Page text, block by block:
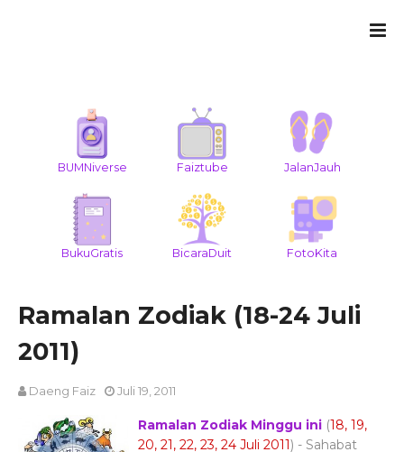
BUMNiverse Faiztube JalanJauh
BukuGratis BicaraDuit FotoKita
Ramalan Zodiak (18-24 Juli
2011)
Daeng Faiz Juli 19, 2011
Ramalan Zodiak Minggu ini (18, 19,
20, 21, 22, 23, 24 Juli 2011) - Sahabat